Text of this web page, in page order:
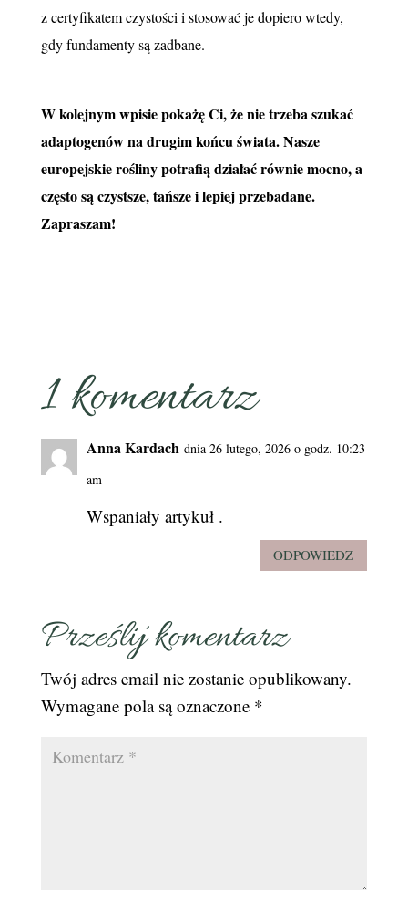
z certyfikatem czystości i stosować je dopiero wtedy,
gdy fundamenty są zadbane.
W kolejnym wpisie pokażę Ci, że nie trzeba szukać
adaptogenów na drugim końcu świata. Nasze
europejskie rośliny potrafią działać równie mocno, a
często są czystsze, tańsze i lepiej przebadane.
Zapraszam!
1 komentarz
Anna Kardach dnia 26 lutego, 2026 o godz. 10:23
am
Wspaniały artykuł .
ODPOWIEDZ
Prześlij komentarz
Twój adres email nie zostanie opublikowany.
Wymagane pola są oznaczone *